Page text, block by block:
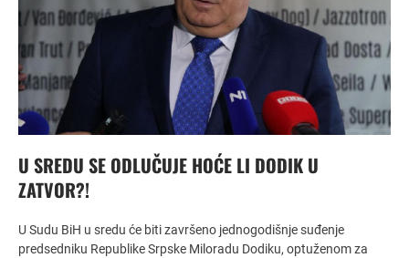
U SREDU SE ODLUČUJE HOĆE LI DODIK U
ZATVOR?!
U Sudu BiH u sredu će biti završeno jednogodišnje suđenje
predsedniku Republike Srpske Miloradu Dodiku, optuženom za